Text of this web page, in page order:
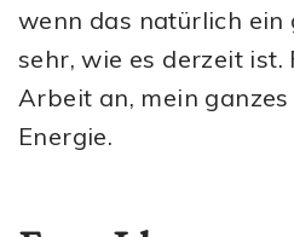
wenn das natürlich ein
sehr, wie es derzeit
Arbeit an, mein
Energie.